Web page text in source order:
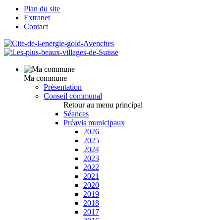
Plan du site
Extranet
Contact
Ma commune
Présentation
Conseil communal
Retour au menu principal
Séances
Préavis municipaux
2026
2025
2024
2023
2022
2021
2020
2019
2018
2017